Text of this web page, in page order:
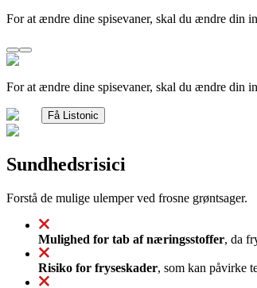
For at ændre dine spisevaner, skal du ændre din
For at ændre dine spisevaner, skal du ændre din
Få Listonic
Sundhedsrisici
Forstå de mulige ulemper ved frosne grøntsager.
Mulighed for tab af næringsstoffer, da
Risiko for fryseskader, som kan påvirke